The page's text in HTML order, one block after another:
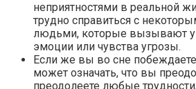
неприятностями в реальной
трудно справиться с
людьми, которые вызывают у
эмоции или чувства угрозы.
Если же вы во сне побеждаете
может означать, что вы
преодолеете любые